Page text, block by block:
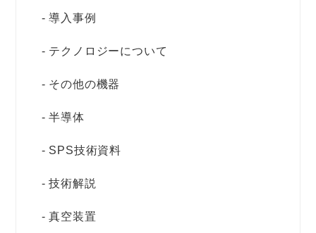
導入事例
テクノロジーについて
その他の機器
半導体
SPS技術資料
技術解説
真空装置